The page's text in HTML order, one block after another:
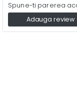
Spune-ti parerea
Adauga review